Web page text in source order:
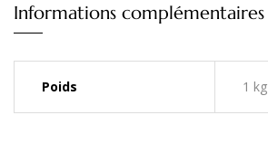
Informations complémentaires
Poids 1 kg